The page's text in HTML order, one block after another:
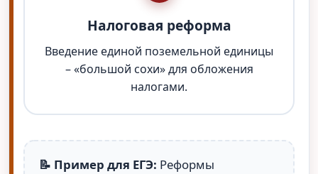
Налоговая реформа
Введение единой поземельной единицы
– «большой сохи» для обложения
налогами.
📝 Пример для ЕГЭ: Реформы